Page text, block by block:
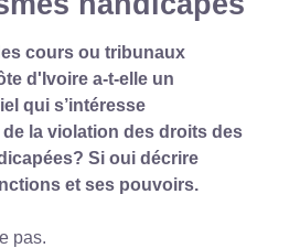
cours ou tribunaux
d'Ivoire a-t-elle un
qui s’intéresse
la violation des droits des
Si oui décrire
et ses pouvoirs.
pas.